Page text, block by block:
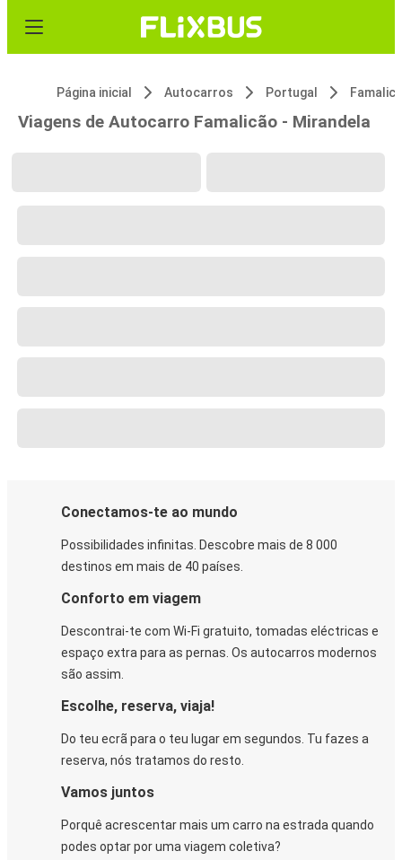
Página inicial Autocarros Portugal
Viagens de Autocarro Famalicão - Mirandela
Conectamos-te ao mundo
Possibilidades infinitas. Descobre mais de 8 000
destinos em mais de 40 países.
Conforto em viagem
Descontrai-te com Wi-Fi gratuito, tomadas eléctricas e
espaço extra para as pernas. Os autocarros modernos
são assim.
Escolhe, reserva, viaja!
Do teu ecrã para o teu lugar em segundos. Tu fazes a
reserva, nós tratamos do resto.
Vamos juntos
Porquê acrescentar mais um carro na estrada quando
podes optar por uma viagem coletiva?